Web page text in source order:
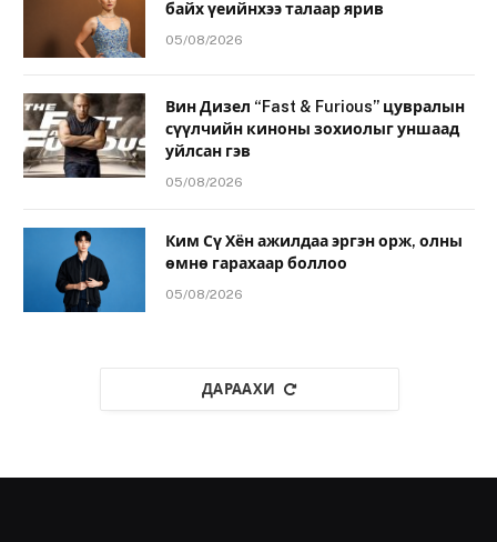
байх үеийнхээ талаар ярив
05/08/2026
Вин Дизел “Fast & Furious” цувралын
сүүлчийн киноны зохиолыг уншаад
уйлсан гэв
05/08/2026
Ким Сү Хён ажилдаа эргэн орж, олны
өмнө гарахаар боллоо
05/08/2026
ДАРААХИ